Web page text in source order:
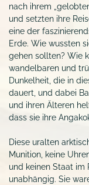
nach ihrem
und setzten ihre
eine der
Erde. Wie wussten
gehen sollten? Wie
wandelbaren und
Dunkelheit, die in
dauert, und dabei
und ihren Älteren
dass sie ihre
Diese uralten
Munition, keine
und keinen Staat im
unabhängig. Sie